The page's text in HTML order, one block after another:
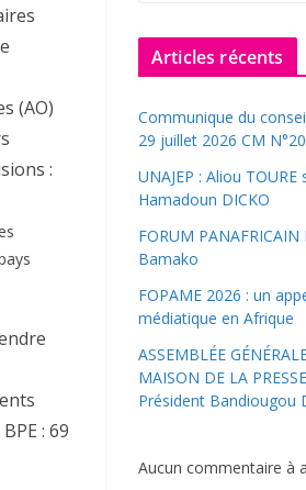
(AO)
:
: 69
Articles récents
Communique du
29 juillet 2026 CM
UNAJEP : Aliou
Hamadoun DICKO
FORUM PANAFRICAIN
Bamako
FOPAME 2026 : un
médiatique en Afrique
ASSEMBLÉE
MAISON DE LA
Président Bandiougou
Aucun commentaire à